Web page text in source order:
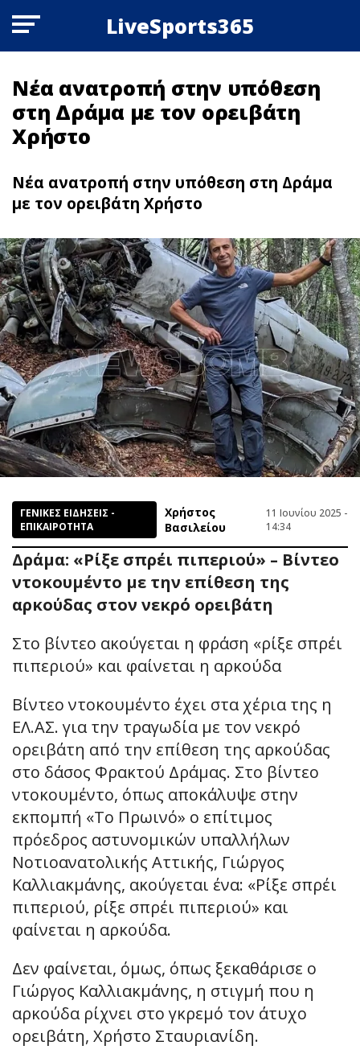
LiveSports365
Νέα ανατροπή στην υπόθεση
στη Δράμα με τον ορειβάτη
Χρήστο
Νέα ανατροπή στην υπόθεση στη Δράμα
με τον ορειβάτη Χρήστο
ΓΕΝΙΚΕΣ ΕΙΔΗΣΕΙΣ -
ΕΠΙΚΑΙΡΟΤΗΤΑ
Χρήστος
Βασιλείου
11 Ιουνίου 2025 -
14:34
Δράμα: «Ρίξε σπρέι πιπεριού» – Βίντεο
ντοκουμέντο με την επίθεση της
αρκούδας στον νεκρό ορειβάτη
Στο βίντεο ακούγεται η φράση «ρίξε σπρέι
πιπεριού» και φαίνεται η αρκούδα
Βίντεο ντοκουμέντο έχει στα χέρια της η
ΕΛ.ΑΣ. για την τραγωδία με τον νεκρό
ορειβάτη από την επίθεση της αρκούδας
στο δάσος Φρακτού Δράμας. Στο βίντεο
ντοκουμέντο, όπως αποκάλυψε στην
εκπομπή «Το Πρωινό» ο επίτιμος
πρόεδρος αστυνομικών υπαλλήλων
Νοτιοανατολικής Αττικής, Γιώργος
Καλλιακμάνης, ακούγεται ένα: «Ρίξε σπρέι
πιπεριού, ρίξε σπρέι πιπεριού» και
φαίνεται η αρκούδα.
Δεν φαίνεται, όμως, όπως ξεκαθάρισε ο
Γιώργος Καλλιακμάνης, η στιγμή που η
αρκούδα ρίχνει στο γκρεμό τον άτυχο
ορειβάτη, Χρήστο Σταυριανίδη.